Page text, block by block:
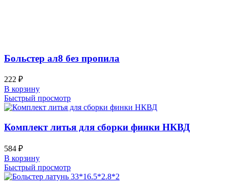
Больстер ал8 без пропила
222 ₽
В корзину
Быстрый просмотр
Комплект литья для сборки финки НКВД
584 ₽
В корзину
Быстрый просмотр